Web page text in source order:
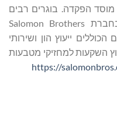
הפקדה. בוגרים רבים
של החברה האייקונית מעורבים בחברת Salomon Brothers
ייעוץ הון ושירותי
השקעות למחזיקי מטבעות
https://